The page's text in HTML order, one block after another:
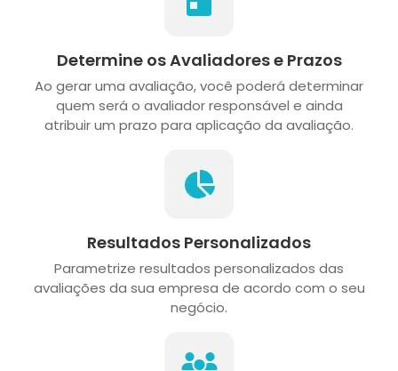
Determine os Avaliadores e Prazos
Ao gerar uma avaliação, você poderá determinar
quem será o avaliador responsável e ainda
atribuir um prazo para aplicação da avaliação.
Resultados Personalizados
Parametrize resultados personalizados das
avaliações da sua empresa de acordo com o seu
negócio.